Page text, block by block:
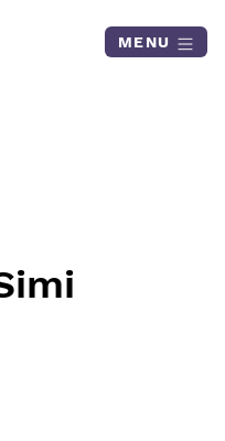
MENU